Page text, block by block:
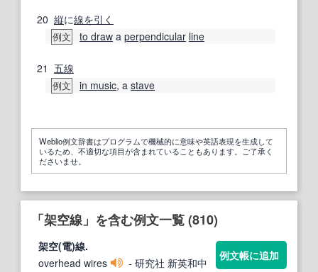
20 縦に線を引く
例文 to draw a perpendicular line
21 五線
例文 in music, a stave
Weblio例文辞書はプログラムで機械的に意味や英語表現を生成して
いるため、不適切な項目が含まれていることもあります。ご了承く
ださいませ。
「架空線」を含む例文一覧 (810)
架空(電)線.
overhead wires
- 研究社 新英和中
例文帳に追加